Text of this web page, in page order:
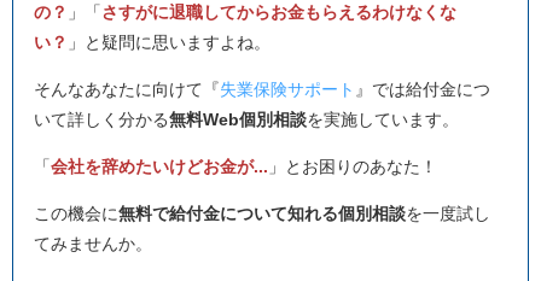
の？ 」「さすがに退職してからお金もらえるわけなくな
い？ 」と疑問に思いますよね。
そんなあなたに向けて『失業保険サポート 』では給付金につ
いて詳しく分かる無料Web個別相談を実施しています。
「会社を辞めたいけどお金が... 」とお困りのあなた！
この機会に無料で給付金について知れる個別相談を一度試し
てみませんか。